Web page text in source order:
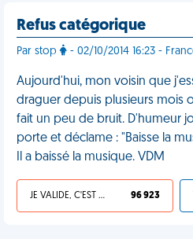
Refus catégorique
Par stop - 02/10/2014 16:23 -
Aujourd'hui, mon voisin que
draguer depuis plusieurs mois
fait un peu de bruit. D'humeur
porte et déclame : "Baisse la
Il a baissé la musique. VDM
JE VALIDE, C'EST UNE VDM 96 923